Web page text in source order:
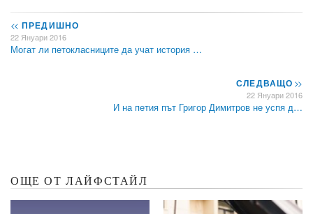
<< ПРЕДИШНО
22 Януари 2016
Могат ли петокласниците да учат история …
СЛЕДВАЩО>>
22 Януари 2016
И на петия път Григор Димитров не успя д…
ОЩЕ ОТ ЛАЙФСТАЙЛ